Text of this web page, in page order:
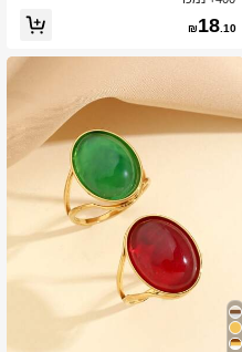
₪18.10